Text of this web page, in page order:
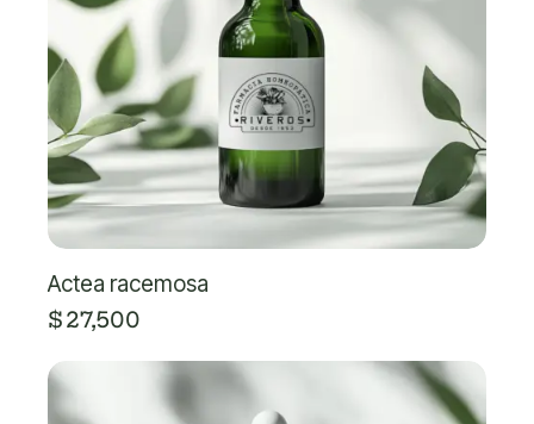
Actea racemosa
$27,500